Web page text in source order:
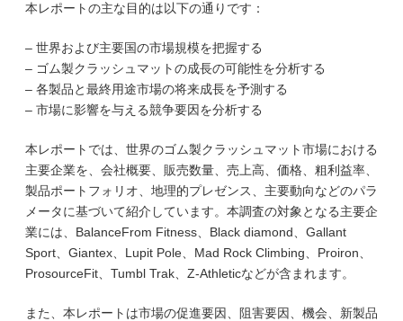
本レポートの主な目的は以下の通りです：
– 世界および主要国の市場規模を把握する
– ゴム製クラッシュマットの成長の可能性を分析する
– 各製品と最終用途市場の将来成長を予測する
– 市場に影響を与える競争要因を分析する
本レポートでは、世界のゴム製クラッシュマット市場における
主要企業を、会社概要、販売数量、売上高、価格、粗利益率、
製品ポートフォリオ、地理的プレゼンス、主要動向などのパラ
メータに基づいて紹介しています。本調査の対象となる主要企
業には、BalanceFrom Fitness、Black diamond、Gallant
Sport、Giantex、Lupit Pole、Mad Rock Climbing、Proiron、
ProsourceFit、Tumbl Trak、Z-Athleticなどが含まれます。
また、本レポートは市場の促進要因、阻害要因、機会、新製品